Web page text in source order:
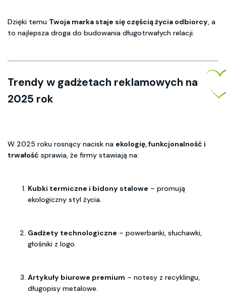
Dzięki temu Twoja marka staje się częścią życia odbiorcy, a
to najlepsza droga do budowania długotrwałych relacji.
Trendy w gadżetach reklamowych na
2025 rok
W 2025 roku rosnący nacisk na ekologię, funkcjonalność i
trwałość sprawia, że firmy stawiają na:
Kubki termiczne i bidony stalowe – promują
ekologiczny styl życia.
Gadżety technologiczne – powerbanki, słuchawki,
głośniki z logo.
Artykuły biurowe premium – notesy z recyklingu,
długopisy metalowe.